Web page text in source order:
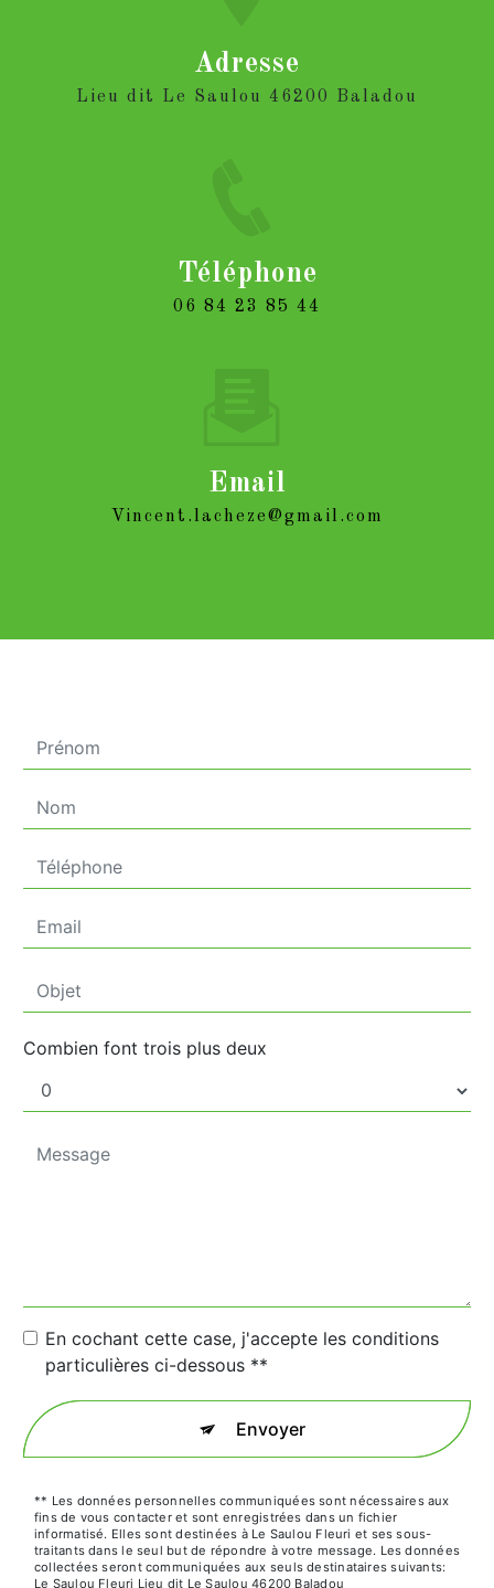
Adresse
Lieu dit Le Saulou 46200 Baladou
Téléphone
06 84 23 85 44
Email
vincent.lacheze@gmail.com
Combien font trois plus deux
En cochant cette case, j'accepte les conditions
particulières ci-dessous **
Envoyer
** Les données personnelles communiquées sont nécessaires aux
fins de vous contacter et sont enregistrées dans un fichier
informatisé. Elles sont destinées à Le Saulou Fleuri et ses sous-
traitants dans le seul but de répondre à votre message. Les données
collectées seront communiquées aux seuls destinataires suivants:
Le Saulou Fleuri Lieu dit Le Saulou 46200 Baladou